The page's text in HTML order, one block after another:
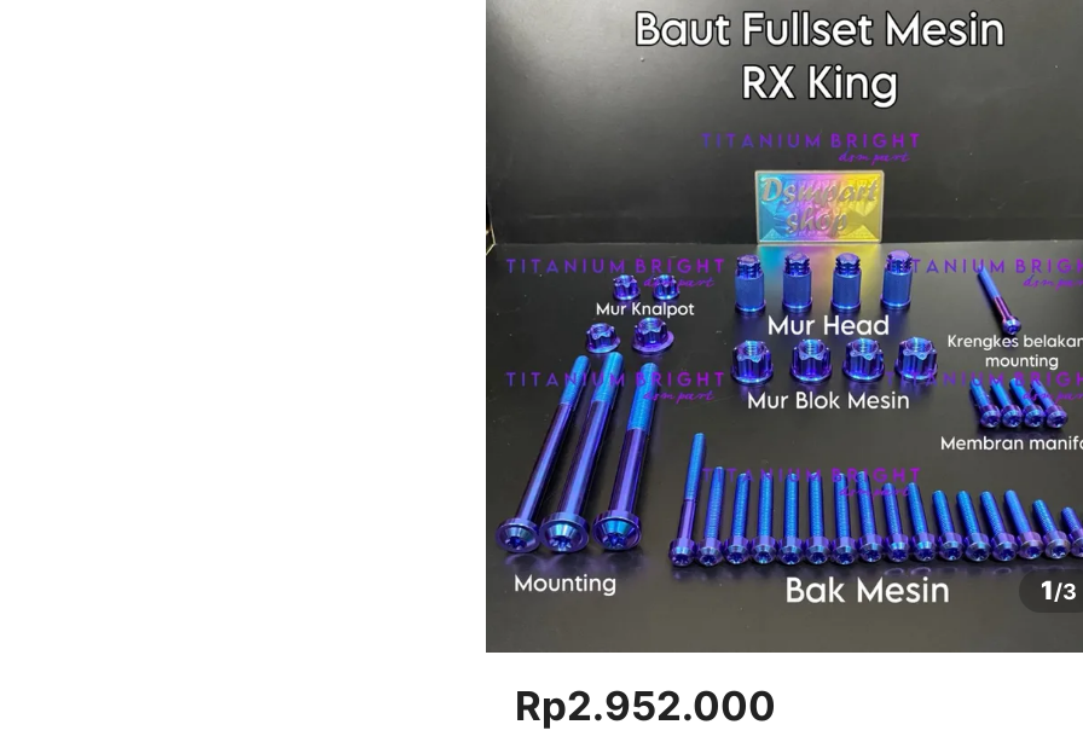
1/3
Rp2.952.000